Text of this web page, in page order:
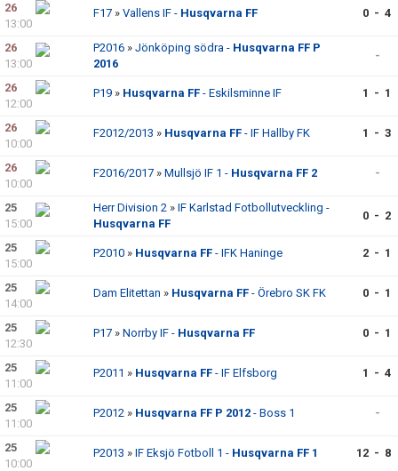
26
13:00
F17 » Vallens IF - Husqvarna FF 0 - 4
26
13:00
P2016 » Jönköping södra - Husqvarna FF P
2016
-
26
12:00
P19 » Husqvarna FF - Eskilsminne IF 1 - 1
26
10:00
F2012/2013 » Husqvarna FF - IF Hallby FK 1 - 3
26
10:00
F2016/2017 » Mullsjö IF 1 - Husqvarna FF 2 -
25
15:00
Herr Division 2 » IF Karlstad Fotbollutveckling -
Husqvarna FF
0 - 2
25
15:00
P2010 » Husqvarna FF - IFK Haninge 2 - 1
25
14:00
Dam Elitettan » Husqvarna FF - Örebro SK FK 0 - 1
25
12:30
P17 » Norrby IF - Husqvarna FF 0 - 1
25
11:00
P2011 » Husqvarna FF - IF Elfsborg 1 - 4
25
11:00
P2012 » Husqvarna FF P 2012 - Boss 1 -
25
10:00
P2013 » IF Eksjö Fotboll 1 - Husqvarna FF 1 12 - 8